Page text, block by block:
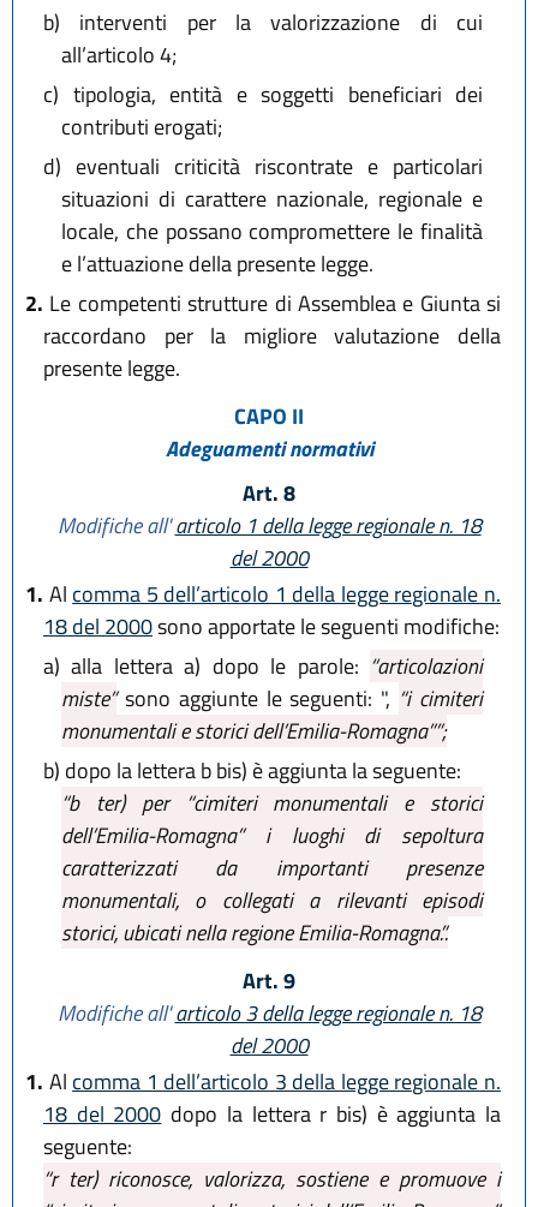
b) interventi per la valorizzazione di cui
all’articolo 4;
c) tipologia, entità e soggetti beneficiari dei
contributi erogati;
d) eventuali criticità riscontrate e particolari
situazioni di carattere nazionale, regionale e
locale, che possano compromettere le finalità
e l’attuazione della presente legge.
2. Le competenti strutture di Assemblea e Giunta si
raccordano per la migliore valutazione della
presente legge.
CAPO II
Adeguamenti normativi
Art. 8
Modifiche all'articolo 1 della legge regionale n. 18
del 2000
1. Al comma 5 dell’articolo 1 della legge regionale n.
18 del 2000sono apportate le seguenti modifiche:
a) alla lettera a) dopo le parole: “articolazioni
miste”sono aggiunte le seguenti: ", “i cimiteri
monumentali e storici dell’Emilia-Romagna””;
b) dopo la lettera b bis) è aggiunta la seguente:
“b ter) per “cimiteri monumentali e storici
dell’Emilia-Romagna”
i luoghi di sepoltura
caratterizzati da importanti presenze
monumentali, o collegati a rilevanti episodi
storici, ubicati nella regione Emilia-Romagna.”.
Art. 9
Modifiche all'articolo 3 della legge regionale n. 18
del 2000
1. Al comma 1 dell’articolo 3 della legge regionale n.
18 del 2000 dopo la lettera r bis) è aggiunta la
seguente:
“r ter) riconosce, valorizza, sostiene e promuove i